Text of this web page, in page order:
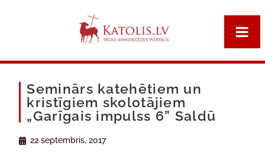
Seminārs katehētiem un
kristīgiem skolotājiem
„Garīgais impulss 6” Saldū
22 septembris, 2017